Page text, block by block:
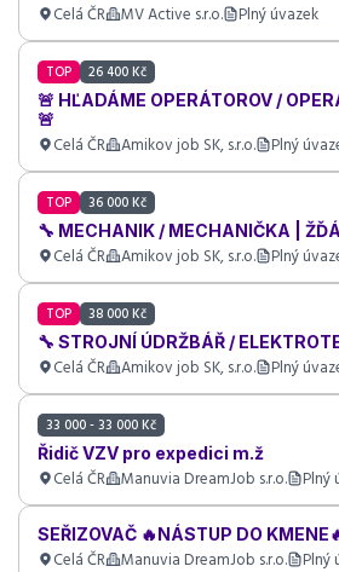
Celá ČR MV Active s.r.o. Plný úvazek
TOP 26 400 Kč
🚨 HĽADÁME OPERÁTOROV /
🚨
Celá ČR Amikov job SK, s.r.o. Plný
TOP 36 000 Kč
🔧 MECHANIK / MECHANIČKA |
Celá ČR Amikov job SK, s.r.o. Plný
TOP 38 000 Kč
🔧 STROJNÍ ÚDRŽBÁŘ /
Celá ČR Amikov job SK, s.r.o. Plný
33 000 - 33 000 Kč
Řidič VZV pro expedici m.ž
Celá ČR Manuvia DreamJob s.r.o. Plný
SEŘIZOVAČ 🔥NÁSTUP DO
Celá ČR Manuvia DreamJob s.r.o. Plný